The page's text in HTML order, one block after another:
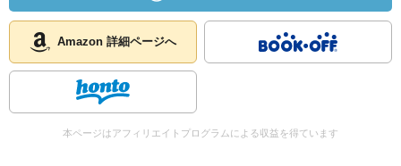
Amazon 詳細ページへ
本ページはアフィリエイトプログラムによる収益を得ています